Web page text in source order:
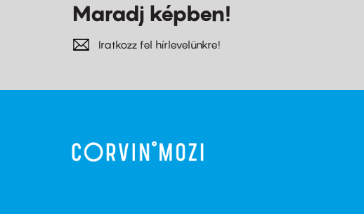
Maradj képben!
Iratkozz fel hírlevelünkre!